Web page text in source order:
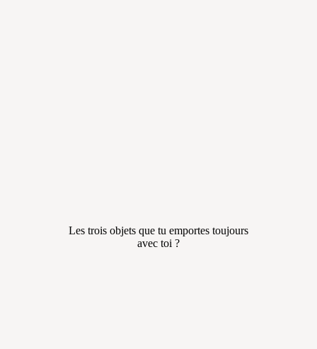
Les trois objets que tu emportes toujours
avec toi ?